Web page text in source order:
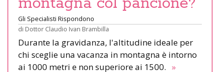
Gli Specialisti Rispondono
di Dottor Claudio Ivan Brambilla
Durante la gravidanza, l'altitudine ideale per
chi sceglie una vacanza in montagna è intorno
ai 1000 metri e non superiore ai 1500. »